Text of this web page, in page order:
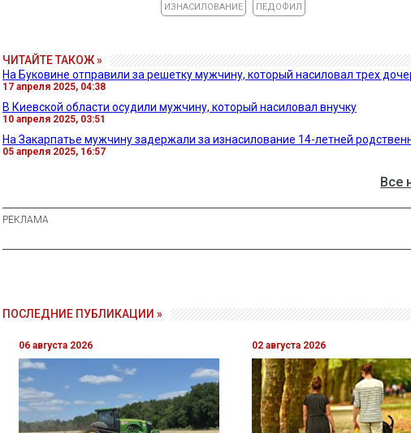
ИЗНАСИЛОВАНИЕ ПЕДОФИЛ
ЧИТАЙТЕ ТАКОЖ »
На Буковине отправили за решетку мужчину, который насиловал трех
17 апреля 2025, 04:38
В Киевской области осудили мужчину, который насиловал внучку
10 апреля 2025, 03:51
На Закарпатье мужчину задержали за изнасилование 14-летней
05 апреля 2025, 16:57
Все
ПОСЛЕДНИЕ ПУБЛИКАЦИИ »
06 августа 2026 02 августа 2026